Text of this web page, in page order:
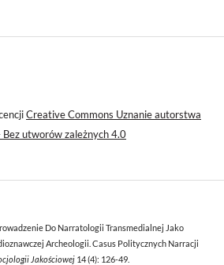
Creative Commons Uznanie autorstwa
utworów zależnych 4.0
Do Narratologii Transmedialnej Jako
Archeologii. Casus Politycznych Narracji
Jakościowej 14 (4): 126-49.